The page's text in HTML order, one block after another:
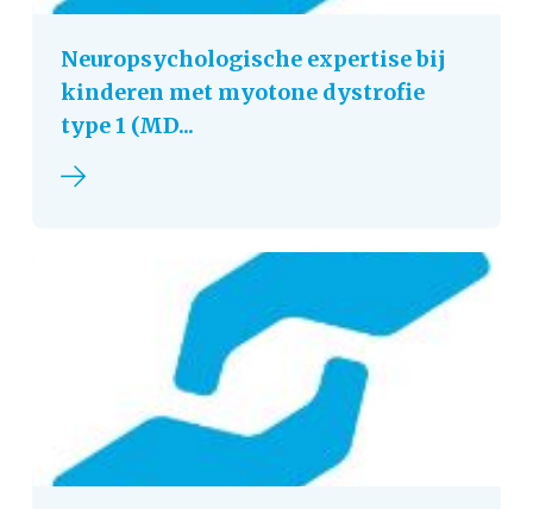
Neuropsychologische expertise bij
kinderen met myotone dystrofie
type 1 (MD...
Lees verder